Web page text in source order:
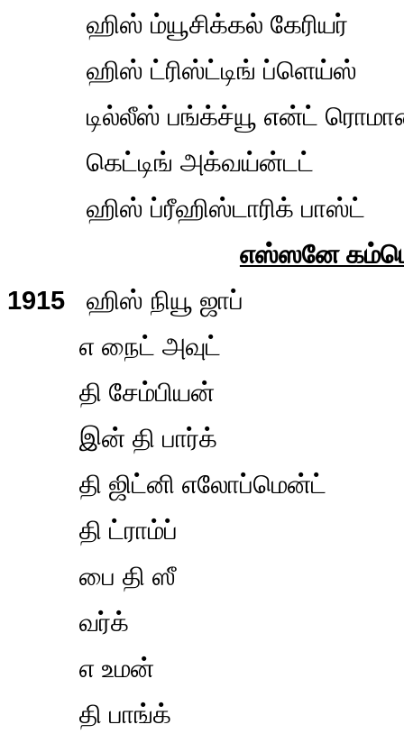
ஹிஸ் ம்யூசிக்கல் கேரியர்
ஹிஸ் ட்ரிஸ்ட்டிங் ப்ளெய்ஸ்
டில்லீஸ் பங்க்ச்யூ என்ட்
கெட்டிங் அக்வய்ன்டட்
ஹிஸ் ப்ரீஹிஸ்டாரிக் பாஸ்ட்
எஸ்ஸனே
1915
ஹிஸ் நியூ ஜாப்
எ நைட் அவுட்
தி சேம்பியன்
இன் தி பார்க்
தி ஜிட்னி எலோப்மென்ட்
தி ட்ராம்ப்
பை தி ஸீ
வர்க்
எ உமன்
தி பாங்க்